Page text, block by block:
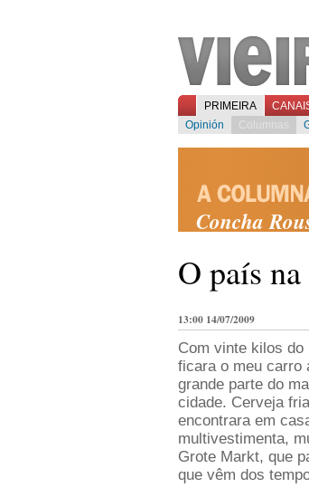
PRIMEIRA
Opinión
Columnas
Concha
O país
13:00 14/07/2009
Com vinte kilos do
ficara o meu carro
grande parte do
cidade. Cerveja
encontrara em
multivestimenta,
Grote Markt, que
que vêm dos